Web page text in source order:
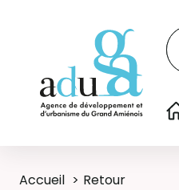
Accueil Retour